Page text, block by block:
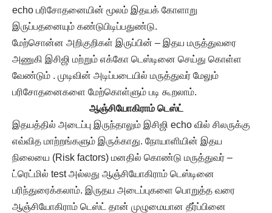
echo பரிசோதனையின் மூலம் இதயக் கோளாறு
இருப்பதனையும் கண்டுபிடிப்பதுண்டு.
மேற்சொன்ன அறிகுறிகள் இருப்பின் – இதய மருத்துவரை
அணுகி இசிஜி மற்றும் எக்கோ டெஸ்டினை செய்து கொள்ள
வேண்டும் . முடிவின் அடிப்படையில் மருத்துவர் மேலும்
பரிசோதனைகளை மேற்கொள்ளும் படி கூறலாம்.
ஆஞ்சியோகிராம் டெஸ்ட்
இதயத்தில் அடைப்பு இருந்தாலும் இசிஜி echo வில் சிலருக்கு
எவ்வித மாற்றங்களும் இருக்காது. நோயாளியின் இதய
நிலையை (Risk factors) மனதில் கொண்டு மருத்துவர் –
ட்ரெட்மில் test அல்லது ஆஞ்சியோகிராம் டெஸ்டினை
பரிந்துரைக்கலாம். இருதய அடைப்புகளை பொறுத்த வரை
ஆஞ்சியோகிராம் டெஸ்ட் தான் முழுமையான தீர்ப்பினை